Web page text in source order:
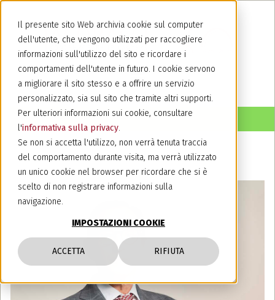
Il presente sito Web archivia cookie sul computer
dell'utente, che vengono utilizzati per raccogliere
informazioni sull'utilizzo del sito e ricordare i
comportamenti dell'utente in futuro. I cookie servono
a migliorare il sito stesso e a offrire un servizio
personalizzato, sia sul sito che tramite altri supporti.
Per ulteriori informazioni sui cookie, consultare
l'informativa sulla privacy.
Se non si accetta l'utilizzo, non verrà tenuta traccia
del comportamento durante visita, ma verrà utilizzato
un unico cookie nel browser per ricordare che si è
scelto di non registrare informazioni sulla
navigazione.
IMPOSTAZIONI COOKIE
ACCETTA RIFIUTA